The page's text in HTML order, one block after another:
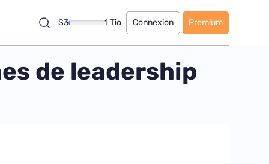
S3 1 Tio Connexion Premium
de leadership